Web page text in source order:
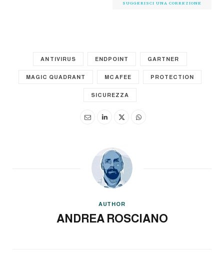
SUGGERISCI UNA CORREZIONE
ANTIVIRUS ENDPOINT GARTNER
MAGIC QUADRANT MCAFEE PROTECTION
SICUREZZA
AUTHOR
ANDREA ROSCIANO